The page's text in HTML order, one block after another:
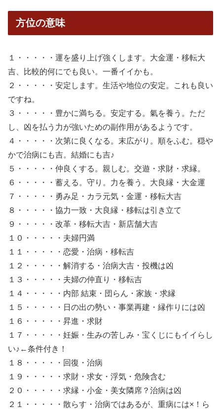
方位の意味
１・・・・・運を盛り上げ強くします。大金運・移転大
吉、比較的何にでも良い。一番イイかも。
２・・・・・安定します。生活や地位の安定。これも良い
ですね。
３・・・・・豊かに満ちる。安定する。氣を養う。ただ
し、凶を払う力が強いための副作用があるようです。
４・・・・・次第に良くなる。末広がり。順をふむ。穏や
かで治病にも吉。結婚にも吉♪
５・・・・・仲良くする。親しむ。交遊・求財・求縁。
６・・・・・蓄える。守り。力を養う。大良縁・大金運
７・・・・・勇み足・カラ元気・金運・移転大吉
８・・・・・協力一致・大良縁・移転は引き立て
９・・・・・改革・移転大吉・新店舗大吉
１０・・・・・夫婦円満
１１・・・・・恋愛・治病・移転吉
１２・・・・・解消する・治病大吉・投機は凶
１３・・・・・夫婦の仲直り・移転吉
１４・・・・・内部 結束・団らん・家族・求縁
１５・・・・・日の出の勢い・事業再建・縁作りには凶
１６・・・・・昇進・求財
１７・・・・・妊娠・生みの苦しみ・宝くじにもイイらし
い♪←条件付き！
１８・・・・・回復・治病
１９・・・・・求財・求女・浮気・危険含む
２０・・・・・求縁・小金・美女隣席？治病は凶
２１・・・・・散らす・治病ではあるが、重病には×！ら